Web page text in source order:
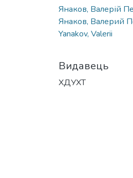
Янаков, Валерій
Янаков, Валерий
Yanakov, Valerii
Видавець
ХДУХТ